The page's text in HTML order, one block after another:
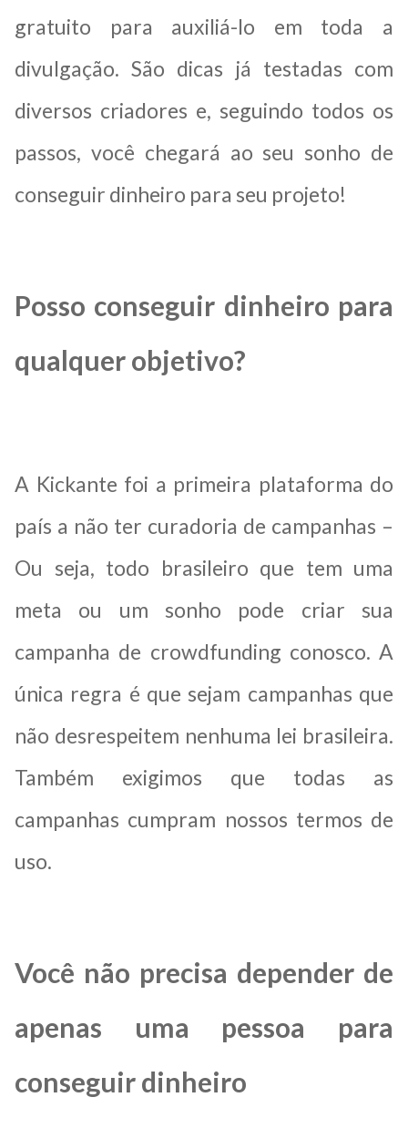
gratuito para auxiliá-lo em toda a
divulgação. São dicas já testadas com
diversos criadores e, seguindo todos os
passos, você chegará ao seu sonho de
conseguir dinheiro para seu projeto!
Posso conseguir dinheiro para
qualquer objetivo?
A Kickante foi a primeira plataforma do
país a não ter curadoria de campanhas –
Ou seja, todo brasileiro que tem uma
meta ou um sonho pode criar sua
campanha de crowdfunding conosco. A
única regra é que sejam campanhas que
não desrespeitem nenhuma lei brasileira.
Também exigimos que todas as
campanhas cumpram nossos termos de
uso.
Você não precisa depender de
apenas uma pessoa para
conseguir dinheiro